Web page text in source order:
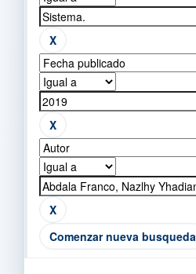
Comenzar nueva busqueda